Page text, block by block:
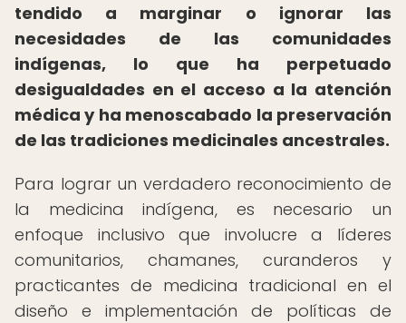
tendido a marginar o ignorar las
necesidades de las comunidades
indígenas, lo que ha perpetuado
desigualdades en el acceso a la atención
médica y ha menoscabado la preservación
de las tradiciones medicinales ancestrales.
Para lograr un verdadero reconocimiento de
la medicina indígena, es necesario un
enfoque inclusivo que involucre a líderes
comunitarios, chamanes, curanderos y
practicantes de medicina tradicional en el
diseño e implementación de políticas de